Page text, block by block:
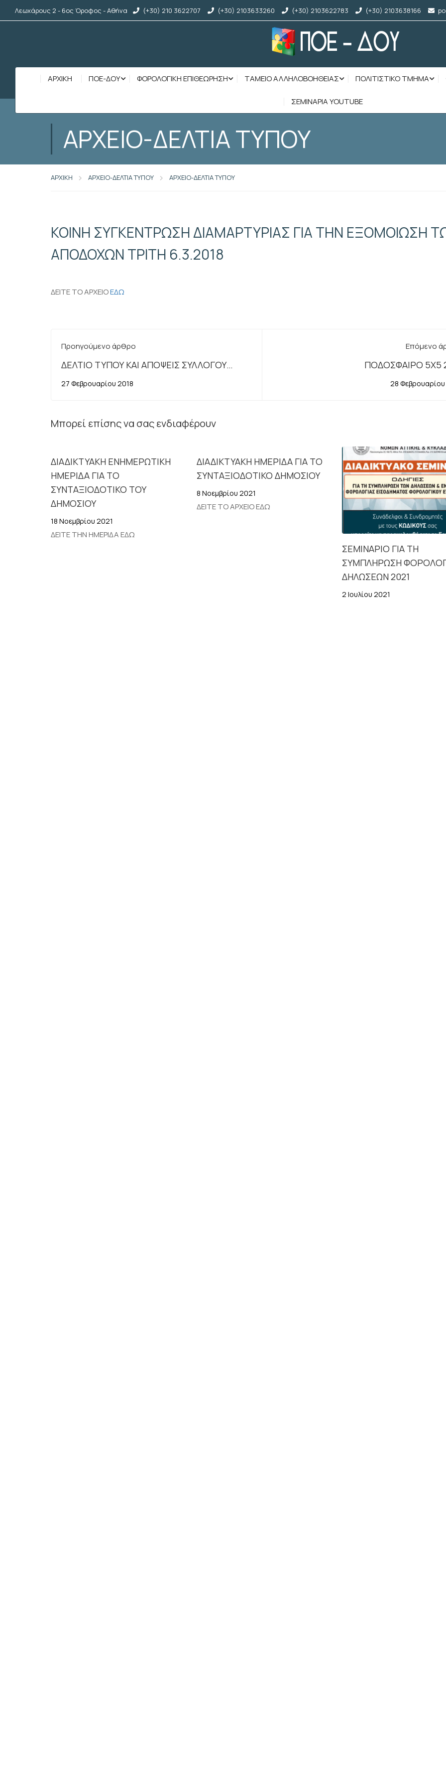
Λεωχάρους 2 - 6ος Όροφος - Αθήνα (+30) 210 3622707 (+30) 2103633260 (+30) 2103622783 (+30) 2103638166
ΑΡΧΙΚΉ ΠΟΕ-ΔΟΥ ΦΟΡΟΛΟΓΙΚΗ ΕΠΙΘΕΩΡΗΣΗ ΤΑΜΕΙΟ ΑΛΛΗΛΟΒΟΗΘΕΙΑΣ ΠΟΛΙΤΙΣΤΙΚΟ ΤΜΗΜΑ
ΣΕΜΙΝΑΡΙΑ YOUTUBE
ΑΡΧΕΙΟ-ΔΕΛΤΙΑ ΤΥΠΟΥ
ΑΡΧΙΚΗ ΑΡΧΕΙΟ-ΔΕΛΤΙΑ ΤΥΠΟΥ ΑΡΧΕΙΟ-ΔΕΛΤΙΑ ΤΥΠΟΥ
ΚΟΙΝΗ ΣΥΓΚΕΝΤΡΩΣΗ ΔΙΑΜΑΡΤΥΡΙΑΣ ΓΙΑ ΤΗΝ ΕΞΟΜΟΙΩΣΗ
ΑΠΟΔΟΧΩΝ ΤΡΙΤΗ 6.3.2018
ΔΕΙΤΕ ΤΟ ΑΡΧΕΙΟΕΔΩ
Προηγούμενο άρθρο
ΔΕΛΤΙΟ ΤΥΠΟΥ ΚΑΙ ΑΠΟΨΕΙΣ ΣΥΛΛΟΓΟΥ
ΕΡΓΑΖΟΜΕΝΩΝ ΣΤΙΣ Δ.Ο.Υ. Ν. ΛΑΡΙΣΑΣ ΓΙΑ
27 Φεβρουαρίου 2018
Επόμενο
ΠΟΔΟΣΦΑΙΡΟ 5Χ5
28
Μπορεί επίσης να σας ενδιαφέρουν
ΔΙΑΔΙΚΤΥΑΚΗ ΕΝΗΜΕΡΩΤΙΚΗ
ΗΜΕΡΙΔΑ ΓΙΑ ΤΟ
ΣΥΝΤΑΞΙΟΔΟΤΙΚΟ ΤΟΥ
ΔΗΜΟΣΙΟΥ
18 Νοεμβρίου 2021
ΔΕΙΤΕ ΤΗΝ ΗΜΕΡΙΔΑ ΕΔΩ
ΔΙΑΔΙΚΤΥΑΚΗ ΗΜΕΡΙΔΑ ΓΙΑ ΤΟ
ΣΥΝΤΑΞΙΟΔΟΤΙΚΟ ΔΗΜΟΣΙΟΥ
8 Νοεμβρίου 2021
ΔΕΙΤΕ ΤΟ ΑΡΧΕΙΟ ΕΔΩ
ΣΕΜΙΝΑΡΙΟ ΓΙΑ ΤΗ
ΣΥΜΠΛΗΡΩΣΗ
ΔΗΛΩΣΕΩΝ 2021
2 Ιουλίου 2021